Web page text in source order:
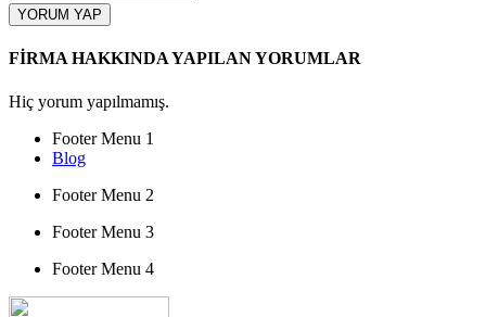
YORUM YAP
FİRMA HAKKINDA YAPILAN YORUMLAR
Hiç yorum yapılmamış.
Footer Menu 1
Blog
Footer Menu 2
Footer Menu 3
Footer Menu 4